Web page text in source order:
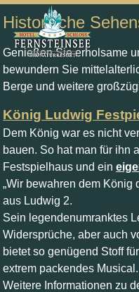
Historische
Genießen Sie erholsame
bewundern Sie
Berge und weitere
König Ludwig
Dem König war es nicht
bauen. So hat man für ihn
Festspielhaus und ein
„Wir bewahren dem König
aus Ludwig 2.
Sein legendenumranktes
Widersprüche, aber auch
bietet so genügend Stoff
extrem packendes Musical.
Weitere Informationen zu